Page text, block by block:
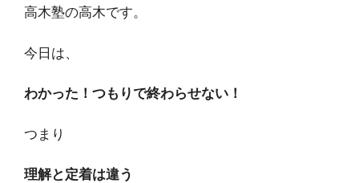
高木塾の高木です。
今日は、
わかった！つもりで終わらせない！
つまり
理解と定着は違う